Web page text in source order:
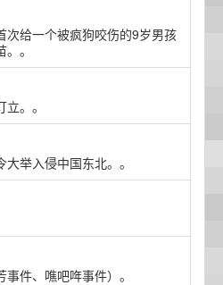
次给一个被疯狗咬伤的9岁男孩
。
。。
举入侵中国东北。。
件、噍吧哖事件）。